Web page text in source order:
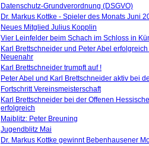
Datenschutz-Grundverordnung (DSGVO)
Dr. Markus Kottke - Spieler des Monats Juni
Neues Mitglied Julius Kopplin
Vier Leinfelder beim Schach im Schloss in
Karl Brettschneider und Peter Abel
Neuenahr
Karl Brettschneider trumpft auf !
Peter Abel und Karl Brettschneider aktiv bei
Fortschritt Vereinsmeisterschaft
Karl Brettschneider bei der Offenen
erfolgreich
Maiblitz: Peter Breuning
Jugendblitz Mai
Dr. Markus Kottke gewinnt Bebenhausener